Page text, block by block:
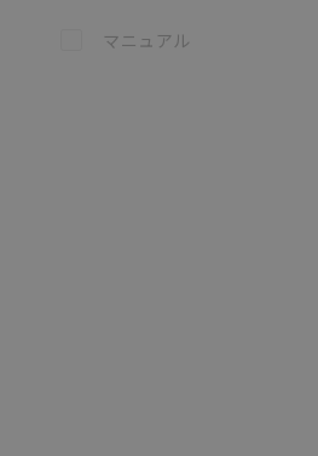
この資料を選択
マニュアル